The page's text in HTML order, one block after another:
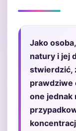
Jako
natury i jej
stwierdzić,
prawdziwe
one jednak